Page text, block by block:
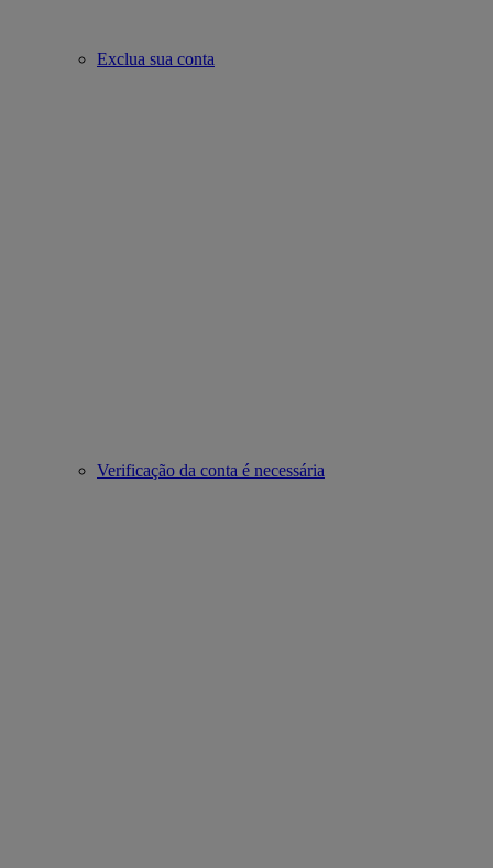
Exclua sua conta
Verificação da conta é necessária